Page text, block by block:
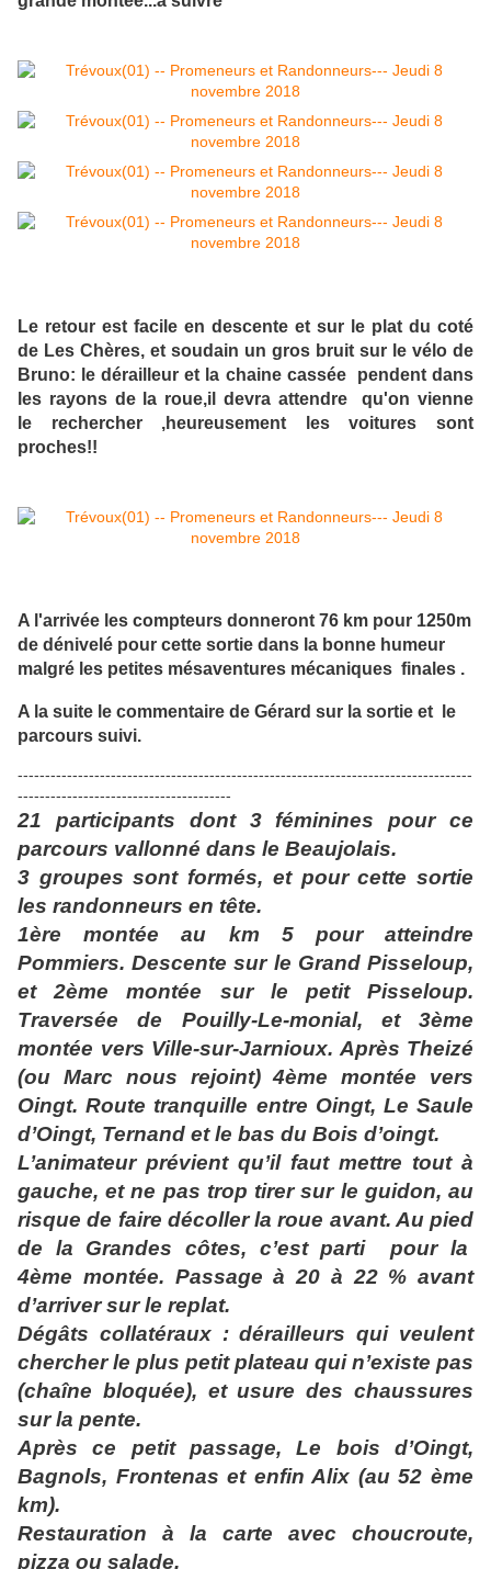
Le retour est facile en descente et sur le plat du coté
de Les Chères, et soudain un gros bruit sur le vélo de
Bruno: le dérailleur et la chaine cassée pendent dans
les rayons de la roue,il devra attendre qu'on vienne
le rechercher ,heureusement les voitures sont
proches!!
A l'arrivée les compteurs donneront 76 km pour 1250m
de dénivelé pour cette sortie dans la bonne humeur
malgré les petites mésaventures mécaniques finales .
A la suite le commentaire de Gérard sur la sortie et le
parcours suivi.
-----------------------------------------------------------------------------------
---------------------------------------
21 participants dont 3 féminines pour ce
parcours vallonné dans le Beaujolais.
3 groupes sont formés, et pour cette sortie
les randonneurs en tête.
1ère montée au km 5 pour atteindre
Pommiers. Descente sur le Grand Pisseloup,
et 2ème montée sur le petit Pisseloup.
Traversée de Pouilly-Le-monial, et 3ème
montée vers Ville-sur-Jarnioux. Après Theizé
(ou Marc nous rejoint) 4ème montée vers
Oingt. Route tranquille entre Oingt, Le Saule
d’Oingt, Ternand et le bas du Bois d’oingt.
L’animateur prévient qu’il faut mettre tout à
gauche, et ne pas trop tirer sur le guidon, au
risque de faire décoller la roue avant. Au pied
de la Grandes côtes, c’est parti pour la
4ème montée. Passage à 20 à 22 % avant
d’arriver sur le replat.
Dégâts collatéraux : dérailleurs qui veulent
chercher le plus petit plateau qui n’existe pas
(chaîne bloquée), et usure des chaussures
sur la pente.
Après ce petit passage, Le bois d’Oingt,
Bagnols, Frontenas et enfin Alix (au 52 ème
km).
Restauration à la carte avec choucroute,
pizza ou salade.